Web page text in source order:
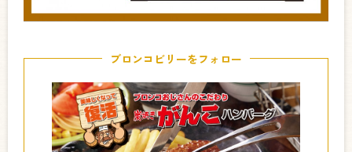
ブロンコビリーをフォロー